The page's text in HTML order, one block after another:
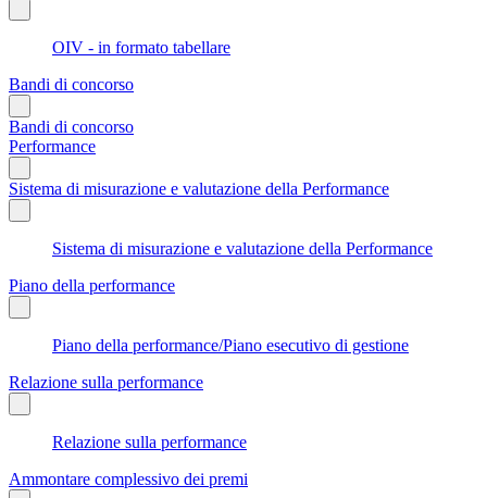
OIV - in formato tabellare
Bandi di concorso
Bandi di concorso
Performance
Sistema di misurazione e valutazione della Performance
Sistema di misurazione e valutazione della Performance
Piano della performance
Piano della performance/Piano esecutivo di gestione
Relazione sulla performance
Relazione sulla performance
Ammontare complessivo dei premi